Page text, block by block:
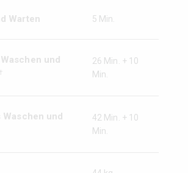
Warten 5 Min.
und
26 Min. + 10
Min.
Waschen und
42 Min. + 10
Min.